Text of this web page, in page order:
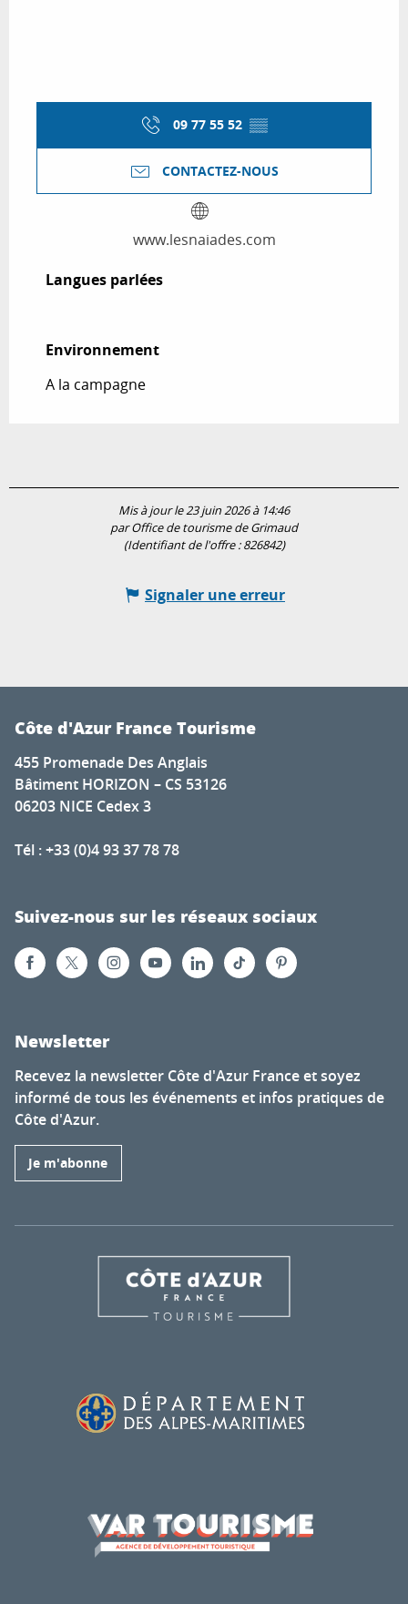
09 77 55 52 ▒▒
CONTACTEZ-NOUS
www.lesnaiades.com
Langues parlées
Langues parlées
Environnement
Environnement
A la campagne
Mis à jour le 23 juin 2026 à 14:46
par Office de tourisme de Grimaud
(Identifiant de l'offre :826842)
Signaler une erreur
Côte d'Azur France Tourisme
455 Promenade Des Anglais
Bâtiment HORIZON – CS 53126
06203 NICE Cedex 3
Tél : +33 (0)4 93 37 78 78
Suivez-nous sur les réseaux sociaux
Newsletter
Recevez la newsletter Côte d'Azur France et soyez
informé de tous les événements et infos pratiques de
Côte d'Azur.
Je m'abonne